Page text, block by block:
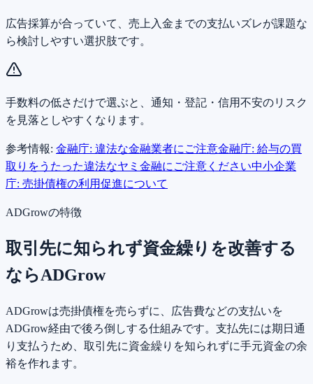
広告採算が合っていて、売上入金までの支払いズレが課題な
ら検討しやすい選択肢です。
手数料の低さだけで選ぶと、通知・登記・信用不安のリスク
を見落としやすくなります。
参考情報: 金融庁: 違法な金融業者にご注意金融庁: 給与の買
取りをうたった違法なヤミ金融にご注意ください中小企業
庁: 売掛債権の利用促進について
ADGrowの特徴
取引先に知られず資金繰りを改善する
ならADGrow
ADGrowは売掛債権を売らずに、広告費などの支払いを
ADGrow経由で後ろ倒しする仕組みです。支払先には期日通
り支払うため、取引先に資金繰りを知られずに手元資金の余
裕を作れます。